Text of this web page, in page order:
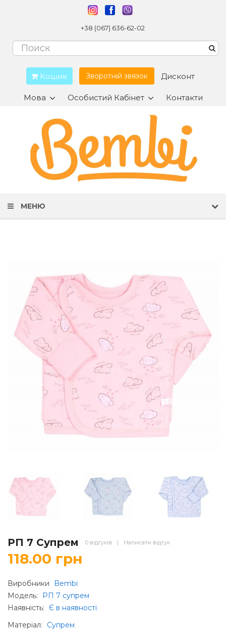
+38 (067) 636-62-02
Кошик Зворотній звязок Дисконт
Мова Особистий Кабінет Контакти
МЕНЮ
РП 7 Супрем 0 відгуків | Написати відгук
118.00 грн
Виробники
Bembi
Модель:
РП 7 супрем
Наявність:
Є в наявності
Матеріал:
Супрем